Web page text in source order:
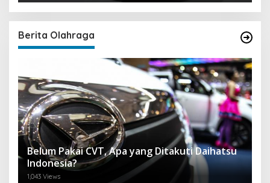
Berita Olahraga
Belum Pakai CVT, Apa yang Ditakuti Daihatsu
Indonesia?
1,043 Views